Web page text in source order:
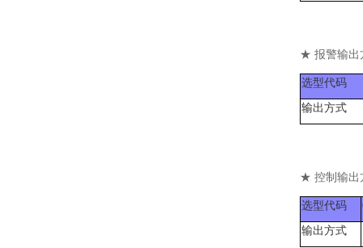
★ 报警输出
选型代码
输出方式
★ 控制输出
选型代码
输出方式